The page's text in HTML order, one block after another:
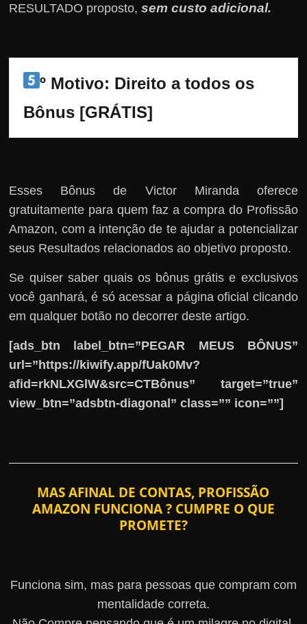
RESULTADO proposto,sem custo adicional.
º Motivo: Direito a todos os
Bônus [GRÁTIS]
Esses Bônus de Victor Miranda oferece
gratuitamente para quem faz a compra do Profissão
Amazon, com a intenção de te ajudar a potencializar
seus Resultados relacionados ao objetivo proposto.
Se quiser saber quais os bônus grátis e exclusivos
você ganhará, é só acessar a página oficial clicando
em qualquer botão no decorrer deste artigo.
[ads_btn label_btn=”PEGAR MEUS BÔNUS”
url=”https://kiwify.app/fUak0Mv?
afid=rkNLXGlW&src=CTBônus” target=”true”
view_btn=”adsbtn-diagonal” class=”” icon=””]
MAS AFINAL DE CONTAS, PROFISSÃO
AMAZON FUNCIONA ? CUMPRE O QUE
PROMETE?
Funciona sim, mas para pessoas que compram com
mentalidade correta.